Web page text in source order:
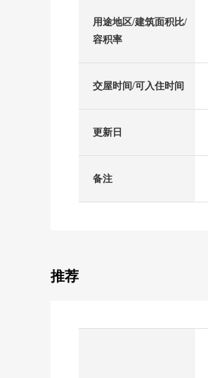
用途地区/建筑面积比/
容积率
交屋时间/可入住时间
更新日
备注
推荐